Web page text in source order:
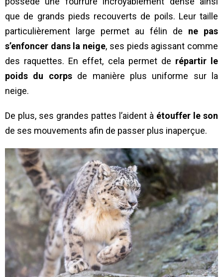
que de grands pieds recouverts de poils. Leur taille
particulièrement large permet au félin de ne pas
s’enfoncer dans la neige, ses pieds agissant comme
des raquettes. En effet, cela permet de répartir le
poids du corpsde manière plus uniforme sur la
neige.
De plus, ses grandes pattes l’aident à étouffer le son
de ses mouvements afin de passer plus inaperçue.